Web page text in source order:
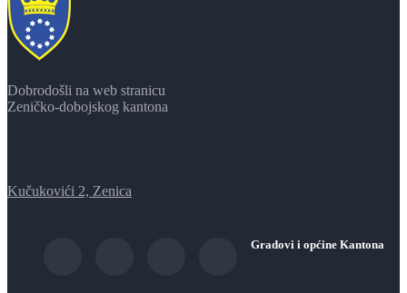
Dobrodošli na web stranicu
Zeničko-dobojskog kantona
Kučukovići 2, Zenica
Gradovi i općine Kantona